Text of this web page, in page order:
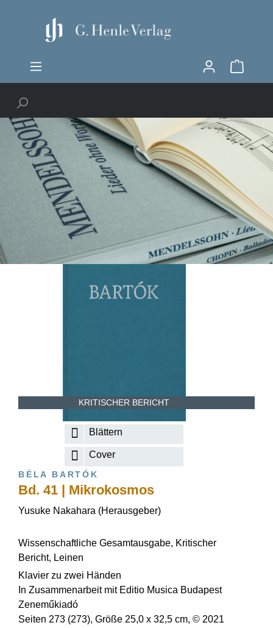
KRITISCHER BERICHT
Blättern
Cover
BÉLA BARTÓK
Bd. 41 | Mikrokosmos
Yusuke Nakahara (Herausgeber)
Wissenschaftliche Gesamtausgabe, Kritischer
Bericht, Leinen
Klavier zu zwei Händen
In Zusammenarbeit mit Editio Musica Budapest
Zeneműkiadó
Seiten 273 (273), Größe 25,0 x 32,5 cm, © 2021